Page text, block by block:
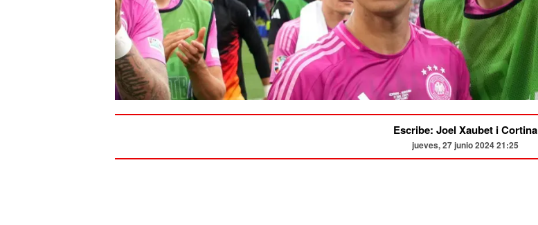
Escribe: Joel Xaubet i Cortina
jueves, 27 junio 2024 21:25